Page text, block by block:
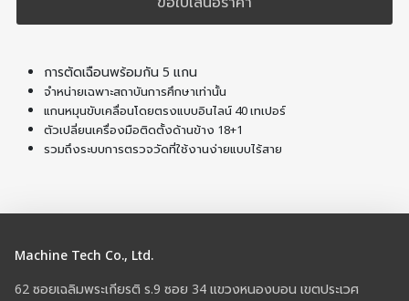
การตัดเฉือนพร้อมกัน 5 แกน
จำหน่ายเฉพาะสถาบันการศึกษาเท่านั้น
แกนหมุนขับเคลื่อนโดยตรงแบบอินไลน์ 40 เทเปอร์
ตัวเปลี่ยนเครื่องมือติดตั้งด้านข้าง 18+1
รวมถึงระบบการตรวจวัดที่ใช้งานง่ายแบบไร้สาย
Machine Tech Co., Ltd.
62 ซอยเฉลิมพระเกียรติ ร.9 ซอย 34 แขวงหนองบอน เขตประเวศ